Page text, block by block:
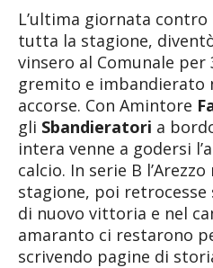
L’ultima giornata contro
tutta la stagione,
vinsero al Comunale per
gremito e imbandierato
accorse. Con Amintore
gli Sbandieratori a
intera venne a godersi
calcio. In serie B
stagione, poi retrocesse
di nuovo vittoria e nel
amaranto ci restarono
scrivendo pagine di